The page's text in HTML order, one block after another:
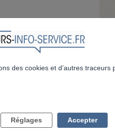
d'avoir écouté ton mari je ne
dans le même cas que
nous et qu'on est pas fière de
tout sa c juste que le remore la
comptes c'est vraiment qu'il a
une lettre à la maison qui
qu'il tien vraiment à toi. Moi je
femme ces très dur parce que
Laisse lui la chance de te
ne bouge et surtout il doit
bosser plu vendre des choses
que j'ai pu t'aider un peu
des cookies et d’autres traceurs
Réglages Accepter